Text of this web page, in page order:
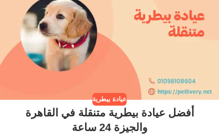
عيادة بيطرية
أفضل عيادة بيطرية متنقلة في القاهرة
والجيزة 24 ساعة